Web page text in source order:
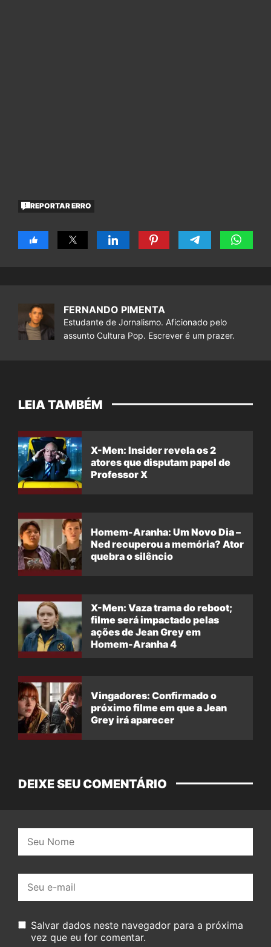
REPORTAR ERRO
FERNANDO PIMENTA
Estudante de Jornalismo. Aficionado pelo
assunto Cultura Pop. Escrever é um prazer.
LEIA TAMBÉM
X-Men: Insider revela os 2
atores que disputam papel de
Professor X
Homem-Aranha: Um Novo Dia –
Ned recuperou a memória? Ator
quebra o silêncio
X-Men: Vaza trama do reboot;
filme será impactado pelas
ações de Jean Grey em
Homem-Aranha 4
Vingadores: Confirmado o
próximo filme em que a Jean
Grey irá aparecer
DEIXE SEU COMENTÁRIO
mail:
Salvar dados neste navegador para a próxima
vez que eu for comentar.